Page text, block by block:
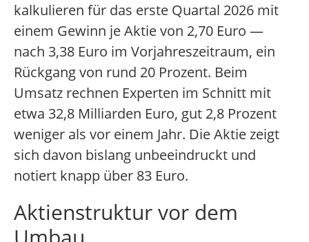
kalkulieren für das erste Quartal 2026 mit
einem Gewinn je Aktie von 2,70 Euro —
nach 3,38 Euro im Vorjahreszeitraum, ein
Rückgang von rund 20 Prozent. Beim
Umsatz rechnen Experten im Schnitt mit
etwa 32,8 Milliarden Euro, gut 2,8 Prozent
weniger als vor einem Jahr. Die Aktie zeigt
sich davon bislang unbeeindruckt und
notiert knapp über 83 Euro.
Aktienstruktur vor dem